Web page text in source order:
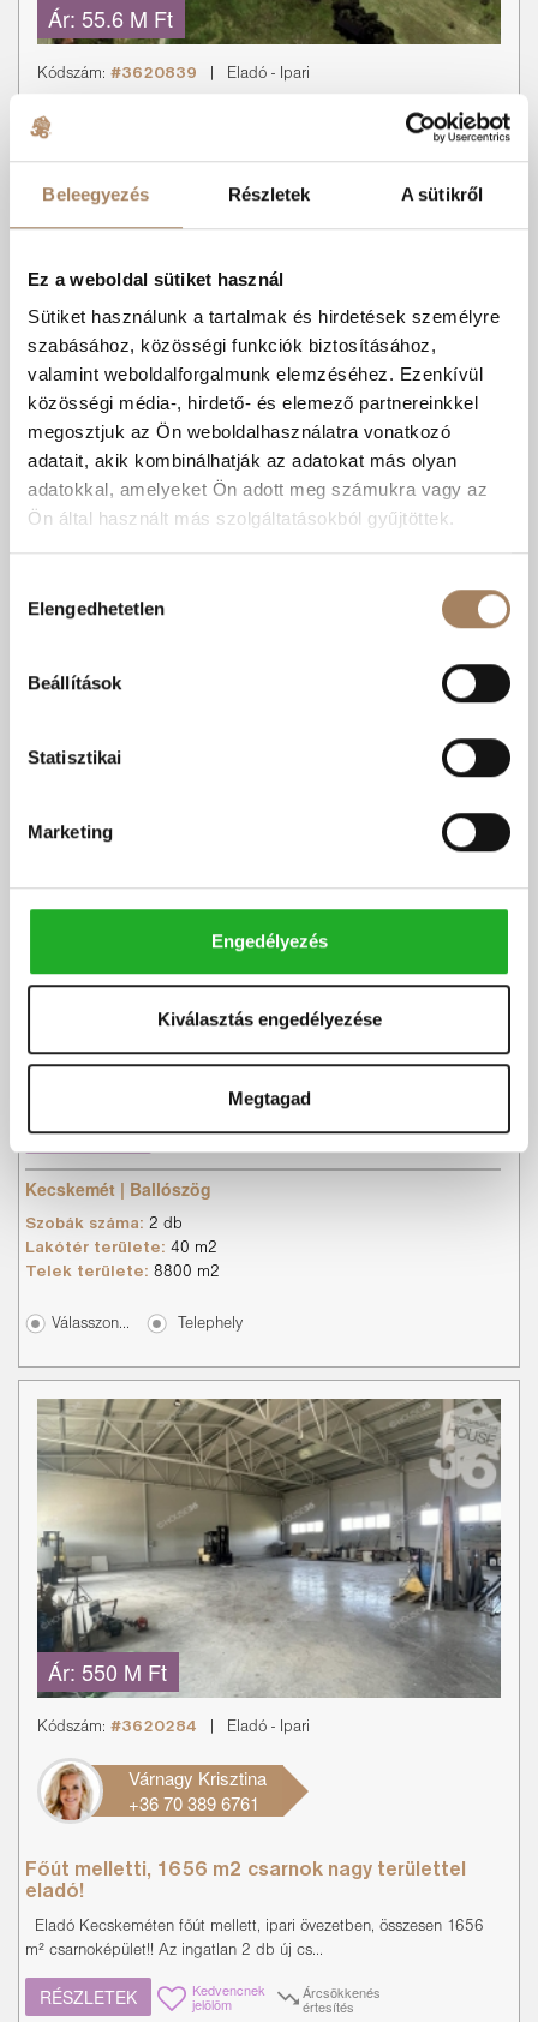
Beleegyezés Részletek A sütikről
Ez a weboldal sütiket használ
Sütiket használunk a tartalmak és hirdetések személyre
szabásához, közösségi funkciók biztosításához,
valamint weboldalforgalmunk elemzéséhez. Ezenkívül
közösségi média-, hirdető- és elemező partnereinkkel
megosztjuk az Ön weboldalhasználatra vonatkozó
adatait, akik kombinálhatják az adatokat más olyan
adatokkal, amelyeket Ön adott meg számukra vagy az
Ön által használt más szolgáltatásokból gyűjtöttek.
kiválasztása
Elengedhetetlen
Beállítások
Statisztikai
Marketing
Engedélyezés
Kiválasztás engedélyezése
Megtagad
Ár: 55.6 M Ft
Kódszám: #3620839 Eladó - Ipari
közel, 2641 m2-es terület -szántó művelési ágú, Gá-7149 Általá...
RÉSZLETEK Kedvencnek
jelölöm
Árcsökkenés
Kecskemét
Telek területe:2641 m2
Válasszon... Telek ipari hasznosításra
Valastyán Mihály
+36 30 161 2373
ELADÓ 8800 m2 telephely, irodával Kecskeméttől
ELADÓ 8800 m2 telephely, irodával Ballószögön! Jellemzők: 8800
m2 telek 40 m2 iroda összközmű kamera...
RÉSZLETEK Kedvencnek Árcsökkenés
Kecskemét | Ballószög
Szobák száma: 2 db
Lakótér területe: 40 m2
Telek területe: 8800 m2
Válasszon... Telephely
Ár: 550 M Ft
Kódszám: #3620284 Eladó - Ipari
Várnagy Krisztina
+36 70 389 6761
Főút melletti, 1656 m2 csarnok nagy területtel
eladó!
Eladó Kecskeméten főút mellett, ipari övezetben, összesen 1656
m² csarnoképület!! Az ingatlan 2 db új cs...
RÉSZLETEK Kedvencnek
jelölöm
Árcsökkenés
értesítés